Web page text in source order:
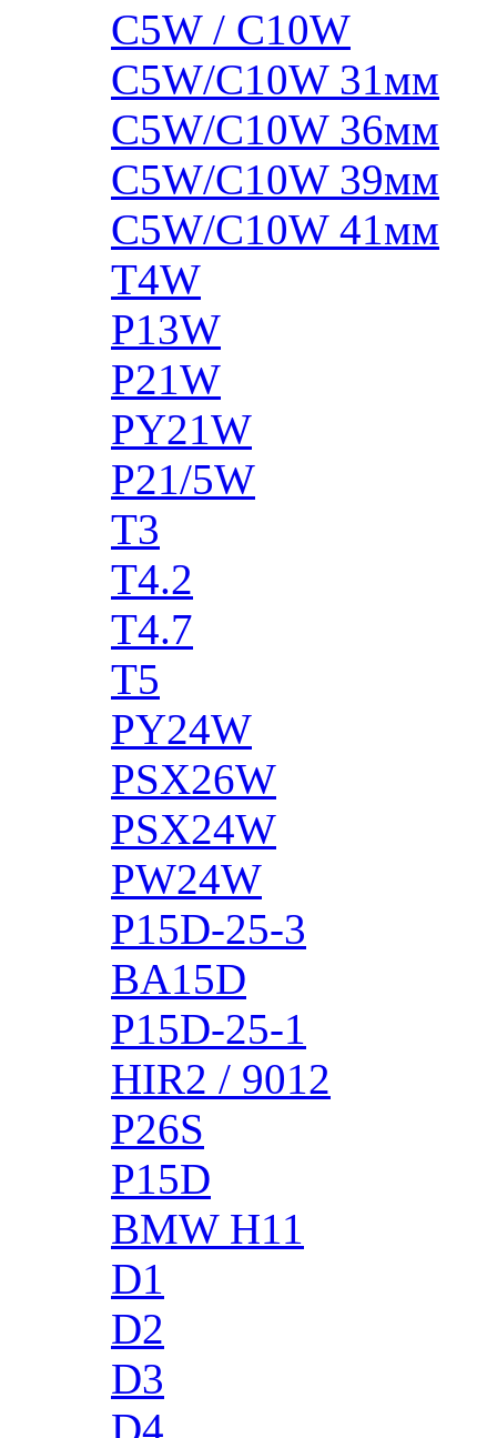
C5W / C10W
C5W/C10W 31мм
C5W/C10W 36мм
C5W/C10W 39мм
C5W/C10W 41мм
T4W
P13W
P21W
PY21W
P21/5W
T3
T4.2
T4.7
T5
PY24W
PSX26W
PSX24W
PW24W
P15D-25-3
BA15D
P15D-25-1
HIR2 / 9012
P26S
P15D
BMW H11
D1
D2
D3
D4